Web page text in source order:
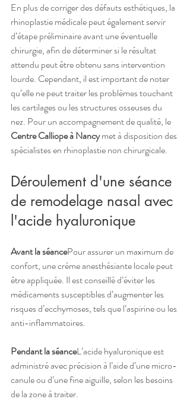
En plus de corriger des défauts esthétiques, la
rhinoplastie médicale peut également servir
d’étape préliminaire avant une éventuelle
chirurgie, afin de déterminer si le résultat
attendu peut être obtenu sans intervention
lourde. Cependant, il est important de noter
qu’elle ne peut traiter les problèmes touchant
les cartilages ou les structures osseuses du
nez. Pour un accompagnement de qualité, le
Centre Calliope à Nancy met à disposition des
spécialistes en rhinoplastie non chirurgicale.
Déroulement d'une séance
de remodelage nasal avec
l'acide hyaluronique
Avant la séancePour assurer un maximum de
confort, une crème anesthésiante locale peut
être appliquée. Il est conseillé d’éviter les
médicaments susceptibles d’augmenter les
risques d’ecchymoses, tels que l’aspirine ou les
anti-inflammatoires.
Pendant la séanceL’acide hyaluronique est
administré avec précision à l’aide d’une micro-
canule ou d’une fine aiguille, selon les besoins
de la zone à traiter.